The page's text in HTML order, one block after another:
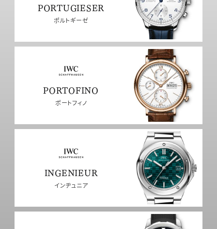
PORTUGIESER
ポルトギーゼ
PORTOFINO
ポートフィノ
INGENIEUR
インヂュニア